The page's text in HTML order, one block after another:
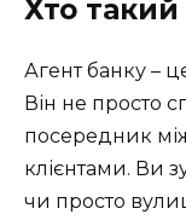
Хто такий
Агент банку –
Він не просто
посередник
клієнтами. Ви
чи просто